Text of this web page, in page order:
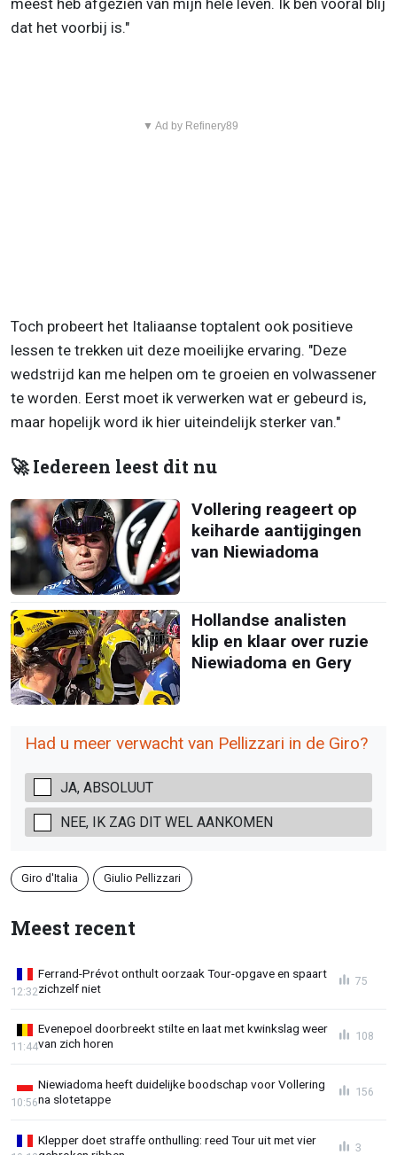
meest heb afgezien van mijn hele leven. Ik ben vooral blij
dat het voorbij is."
▼ Ad by Refinery89
Toch probeert het Italiaanse toptalent ook positieve
lessen te trekken uit deze moeilijke ervaring. "Deze
wedstrijd kan me helpen om te groeien en volwassener
te worden. Eerst moet ik verwerken wat er gebeurd is,
maar hopelijk word ik hier uiteindelijk sterker van."
🚀 Iedereen leest dit nu
Vollering reageert op
keiharde aantijgingen
van Niewiadoma
Hollandse analisten
klip en klaar over ruzie
Niewiadoma en Gery
Had u meer verwacht van Pellizzari in de Giro?
JA, ABSOLUUT
NEE, IK ZAG DIT WEL AANKOMEN
Giro d'Italia Giulio Pellizzari
Meest recent
Ferrand-Prévot onthult oorzaak Tour-opgave en spaart
zichzelf niet
12:32
75
Evenepoel doorbreekt stilte en laat met kwinkslag weer
van zich horen
11:44
108
Niewiadoma heeft duidelijke boodschap voor Vollering
na slotetappe
10:56
156
Klepper doet straffe onthulling: reed Tour uit met vier
3